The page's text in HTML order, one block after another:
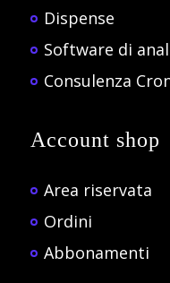
Dispense
Software di
Consulenza
Account shop
Area riservata
Ordini
Abbonamenti